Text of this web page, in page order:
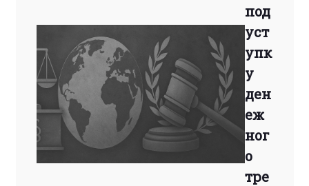
под
уст
упк
у
ден
еж
ног
о
тре